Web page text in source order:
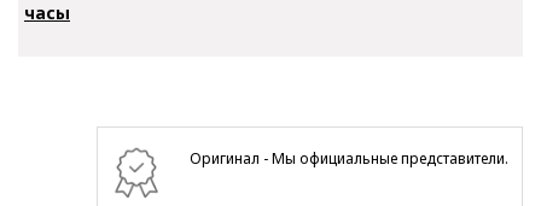
часы
Оригинал - Мы официальные представители.